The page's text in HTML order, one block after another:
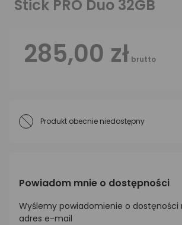
Stick PRO Duo 32GB
285,00 zł brutto
Produkt obecnie niedostępny
Powiadom mnie o dostępności
Wyślemy powiadomienie o dostęności
adres e-mail